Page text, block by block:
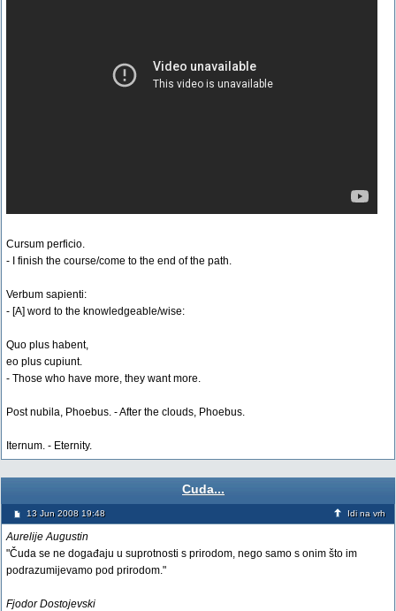
Cursum perficio.
- I finish the course/come to the end of the path.
Verbum sapienti:
- [A] word to the knowledgeable/wise:
Quo plus habent,
eo plus cupiunt.
- Those who have more, they want more.
Post nubila, Phoebus. - After the clouds, Phoebus.
Iternum. - Eternity.
Cuda...
13 Jun 2008 19:48 Idi na vrh
Aurelije Augustin
"Čuda se ne događaju u suprotnosti s prirodom, nego samo s onim što im
podrazumijevamo pod prirodom."
Fjodor Dostojevski